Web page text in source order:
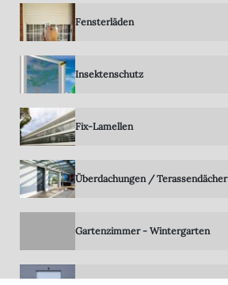
Fensterläden
Insektenschutz
Fix-Lamellen
Überdachungen / Terassendächer
Gartenzimmer - Wintergarten